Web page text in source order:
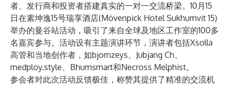
者、发行商和投资者搭建真实的一对一交流桥梁。10月15
日在素坤逸15号瑞享酒店(Mövenpick Hotel Sukhumvit 15)
举办的曼谷站活动，吸引了来自全球及地区工作室的100多
名嘉宾参与。活动设有主题演讲环节，演讲者包括Xsolla
高管和当地创作者，如bjornzeys、Jubjang Ch、
medploy.style、Bhumsmart和Necross Melphist。
参会者对此次活动反馈极佳，称赞其提供了精准的交流机